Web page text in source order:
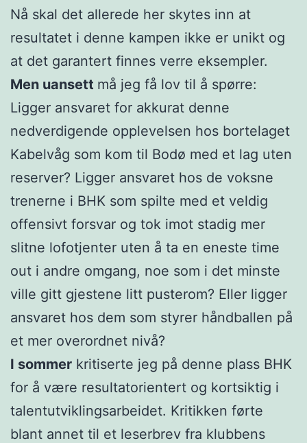
Nå skal det allerede her skytes inn at
resultatet i denne kampen ikke er unikt og
at det garantert finnes verre eksempler.
Men uansett må jeg få lov til å spørre:
Ligger ansvaret for akkurat denne
nedverdigende opplevelsen hos bortelaget
Kabelvåg som kom til Bodø med et lag uten
reserver? Ligger ansvaret hos de voksne
trenerne i BHK som spilte med et veldig
offensivt forsvar og tok imot stadig mer
slitne lofotjenter uten å ta en eneste time
out i andre omgang, noe som i det minste
ville gitt gjestene litt pusterom? Eller ligger
ansvaret hos dem som styrer håndballen på
et mer overordnet nivå?
I sommer kritiserte jeg på denne plass BHK
for å være resultatorientert og kortsiktig i
talentutviklingsarbeidet. Kritikken førte
blant annet til et leserbrev fra klubbens